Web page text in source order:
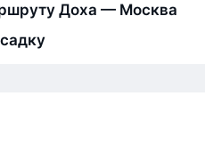
Доха — Москва